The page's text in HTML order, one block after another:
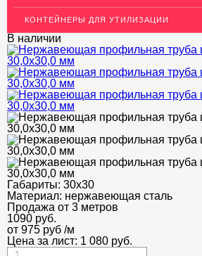
ОГРАЖДЕНИЯ ДЛЯ ЛЕСТНИЦ
ЭЛЕКТРОДЫ
ДЕКОРАТИВНЫЙ УГОЛОК
МЕТАЛЛИЧЕСКИЕ ПОРОГИ НАПОЛЬНЫЕ
РАСКЛАДКА, ПЛИНТУС
ПОТОЛКИ
АКЦИИ
НЕДОРОГОЙ МЕТАЛЛОПРОКАТ
КОНТЕЙНЕРЫ ДЛЯ УТИЛИЗАЦИИ
В наличии
Габариты: 30х30
Материал: нержавеющая сталь
Продажа от 3 метров
1090 руб.
от 975 руб /м
Цена за лист: 1 080 руб.